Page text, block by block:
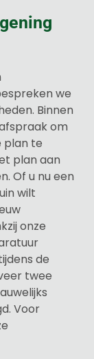
we
Binnen
om
plan te
plan aan
Of u nu een
wilt
onze
de
twee
Voor